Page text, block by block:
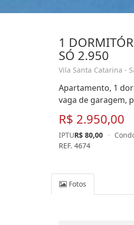
1
SÓ 2.950
Vila Santa Catarina -
Apartamento, 1
vaga de garagem,
R$ 2.950,00
IPTUR$ 80,00 ·
REF. 4674
Fotos